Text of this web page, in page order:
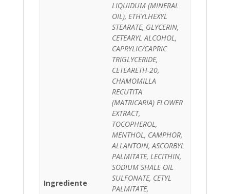
Ingrediente
LIQUIDUM (MINERAL
OIL), ETHYLHEXYL
STEARATE, GLYCERIN,
CETEARYL ALCOHOL,
CAPRYLIC/CAPRIC
TRIGLYCERIDE,
CETEARETH-20,
CHAMOMILLA
RECUTITA
(MATRICARIA) FLOWER
EXTRACT,
TOCOPHEROL,
MENTHOL, CAMPHOR,
ALLANTOIN, ASCORBYL
PALMITATE, LECITHIN,
SODIUM SHALE OIL
SULFONATE, CETYL
PALMITATE,